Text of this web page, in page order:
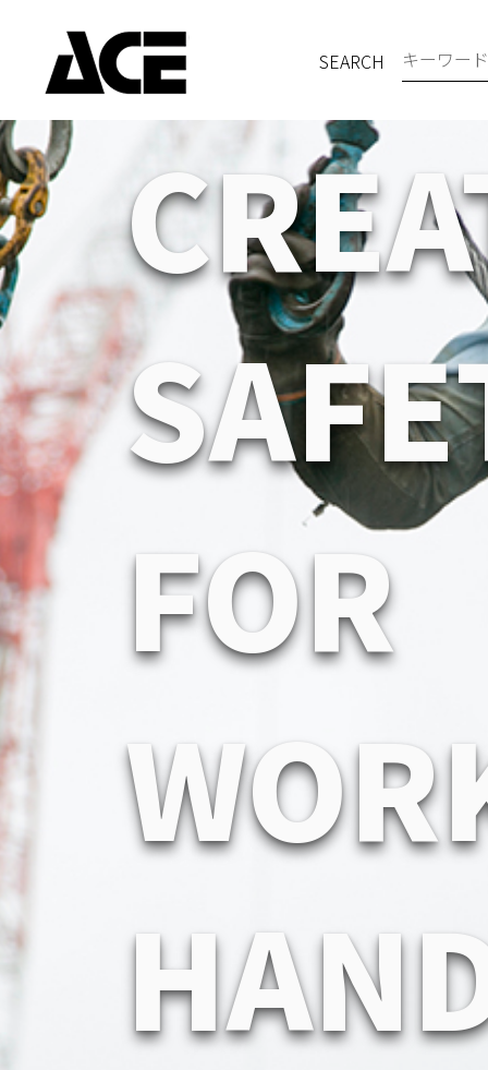
SEARCH
CREA
SAFE
FOR
WOR
HAN